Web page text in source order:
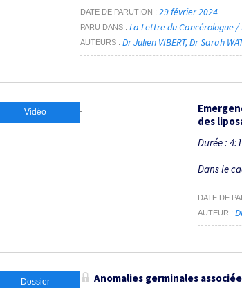
DATE DE PARUTION 29 février 2024
PARU DANS La Lettre du Cancérologue /
AUTEURS Dr Julien VIBERT Dr Sarah
Vidéo
des
Durée :
Dans le
DATE DE
AUTEUR
Dossier
Anomalies germinales